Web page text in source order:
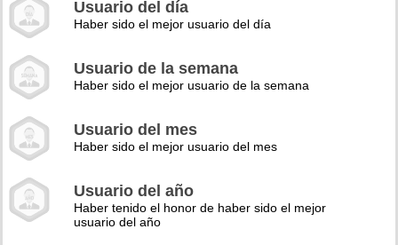
Usuario del día
Haber sido el mejor usuario del día
Usuario de la semana
Haber sido el mejor usuario de la semana
Usuario del mes
Haber sido el mejor usuario del mes
Usuario del año
Haber tenido el honor de haber sido el mejor
usuario del año